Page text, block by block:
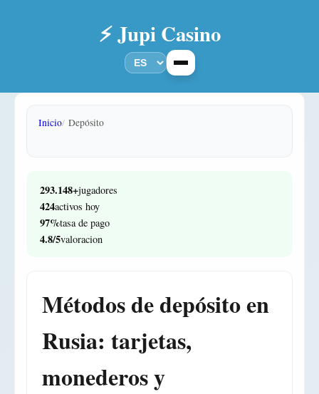
⚡ Jupi Casino
Inicio Depósito
293.148+jugadores
424activos hoy
97%tasa de pago
4.8/5valoracion
Métodos de depósito en
Rusia: tarjetas,
monederos y